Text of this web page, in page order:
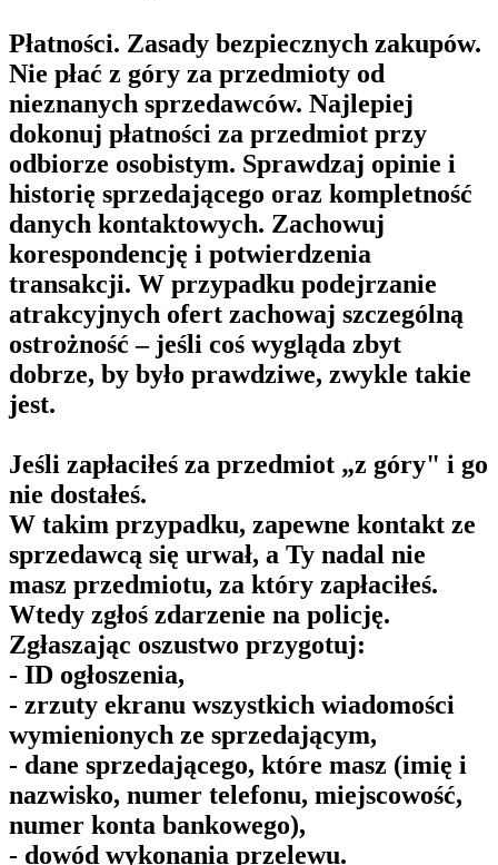
Płatności. Zasady bezpiecznych zakupów.
Nie płać z góry za przedmioty od
nieznanych sprzedawców. Najlepiej
dokonuj płatności za przedmiot przy
odbiorze osobistym. Sprawdzaj opinie i
historię sprzedającego oraz kompletność
danych kontaktowych. Zachowuj
korespondencję i potwierdzenia
transakcji. W przypadku podejrzanie
atrakcyjnych ofert zachowaj szczególną
ostrożność – jeśli coś wygląda zbyt
dobrze, by było prawdziwe, zwykle takie
jest.
Jeśli zapłaciłeś za przedmiot „z góry" i go
nie dostałeś.
W takim przypadku, zapewne kontakt ze
sprzedawcą się urwał, a Ty nadal nie
masz przedmiotu, za który zapłaciłeś.
Wtedy zgłoś zdarzenie na policję.
Zgłaszając oszustwo przygotuj:
- ID ogłoszenia,
- zrzuty ekranu wszystkich wiadomości
wymienionych ze sprzedającym,
- dane sprzedającego, które masz (imię i
nazwisko, numer telefonu, miejscowość,
numer konta bankowego),
- dowód wykonania przelewu.